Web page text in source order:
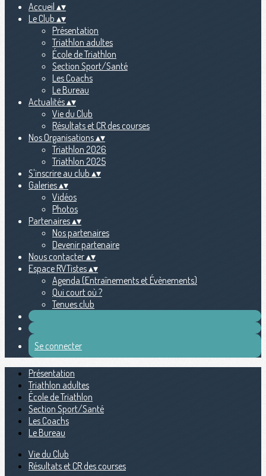
Accueil ▴▾
Le Club ▴▾
Présentation
Triathlon adultes
École de Triathlon
Section Sport/Santé
Les Coachs
Le Bureau
Actualités▴▾
Vie du Club
Résultats et CR des courses
Nos Organisations▴▾
Triathlon 2026
Triathlon 2025
S'inscrire au club ▴▾
Galeries▴▾
Vidéos
Photos
Partenaires▴▾
Nos partenaires
Devenir partenaire
Nous contacter▴▾
Espace RVTistes▴▾
Agenda (Entraînements et Évènements)
Qui court où ?
Tenues club
Se connecter
Présentation
Triathlon adultes
École de Triathlon
Section Sport/Santé
Les Coachs
Le Bureau
Vie du Club
Résultats et CR des courses